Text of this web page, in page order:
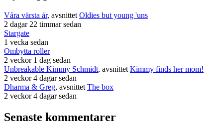
Våra värsta år, avsnittet Oldies but young 'uns
2 dagar 22 timmar sedan
Stargate
1 vecka sedan
Ombytta roller
2 veckor 1 dag sedan
Unbreakable Kimmy Schmidt, avsnittet Kimmy finds her mom!
2 veckor 4 dagar sedan
Dharma & Greg, avsnittet The box
2 veckor 4 dagar sedan
Senaste kommentarer